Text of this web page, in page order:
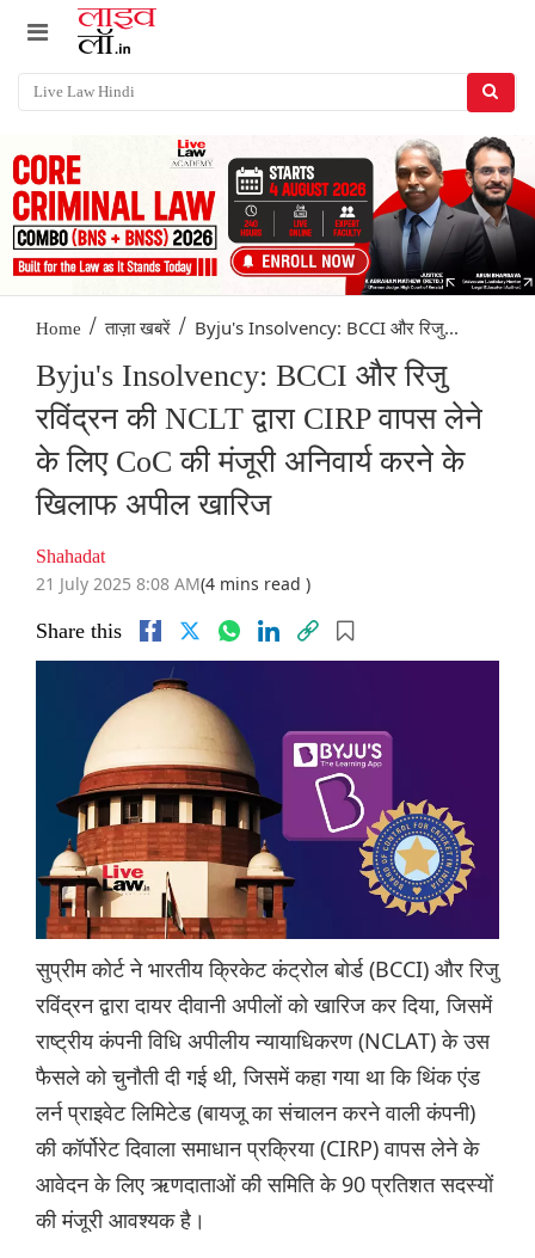
Home / ताज़ा खबरें / Byju's Insolvency: BCCI और रिजु...
Byju's Insolvency: BCCI और रिजु
रविंद्रन की NCLT द्वारा CIRP वापस लेने
के लिए CoC की मंजूरी अनिवार्य करने के
खिलाफ अपील खारिज
Shahadat
21 July 2025 8:08 AM(4 mins read )
Share this
सुप्रीम कोर्ट ने भारतीय क्रिकेट कंट्रोल बोर्ड (BCCI) और रिजु
रविंद्रन द्वारा दायर दीवानी अपीलों को खारिज कर दिया, जिसमें
राष्ट्रीय कंपनी विधि अपीलीय न्यायाधिकरण (NCLAT) के उस
फैसले को चुनौती दी गई थी, जिसमें कहा गया था कि थिंक एंड
लर्न प्राइवेट लिमिटेड (बायजू का संचालन करने वाली कंपनी)
की कॉर्पोरेट दिवाला समाधान प्रक्रिया (CIRP) वापस लेने के
आवेदन के लिए ऋणदाताओं की समिति के 90 प्रतिशत सदस्यों
की मंजूरी आवश्यक है।